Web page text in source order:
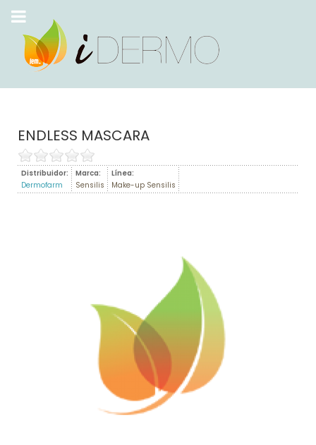
ENDLESS MASCARA
Distribuidor:
Dermofarm
Marca:
Sensilis
Línea:
Make-up Sensilis